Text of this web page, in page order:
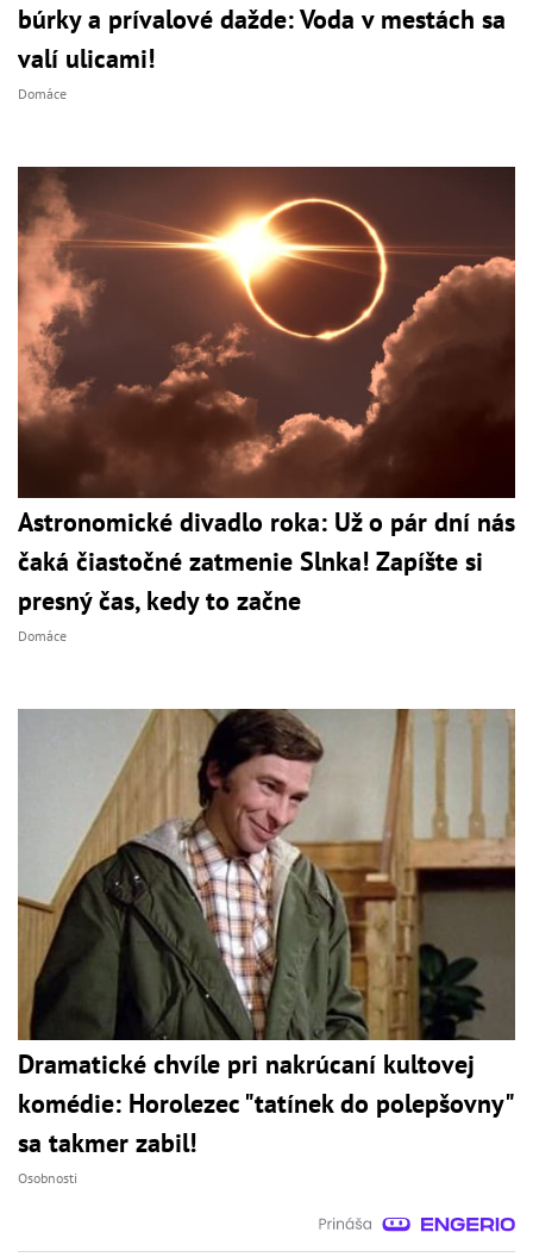
búrky a prívalové dažde: Voda v mestách sa
valí ulicami!
Domáce
Astronomické divadlo roka: Už o pár dní nás
čaká čiastočné zatmenie Slnka! Zapíšte si
presný čas, kedy to začne
Domáce
Dramatické chvíle pri nakrúcaní kultovej
komédie: Horolezec "tatínek do polepšovny"
sa takmer zabil!
Osobnosti